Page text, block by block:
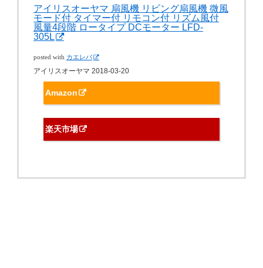
アイリスオーヤマ 扇風機 リビング扇風機 微風
モード付 タイマー付 リモコン付 リズム風付
風量4段階 ロータイプ DCモーター LFD-
305L
posted with カエレバ
アイリスオーヤマ 2018-03-20
Amazon
楽天市場